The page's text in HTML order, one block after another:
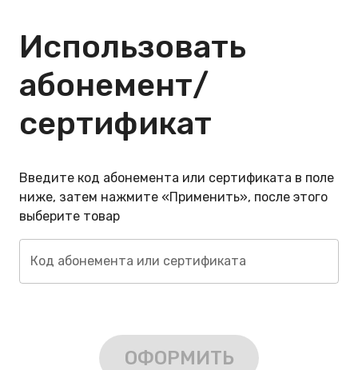
Использовать
абонемент/
сертификат
Введите код абонемента или сертификата в поле
ниже, затем нажмите «Применить», после этого
выберите товар
Код абонемента или сертификата
ОФОРМИТЬ